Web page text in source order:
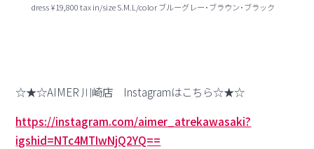
dress ¥19,800 tax in/size S.M.L/color ブルーグレー･ブラウン･ブラック
☆★☆AIMER 川崎店 Instagramはこちら☆★☆
https://instagram.com/aimer_atrekawasaki?
igshid=NTc4MTIwNjQ2YQ==